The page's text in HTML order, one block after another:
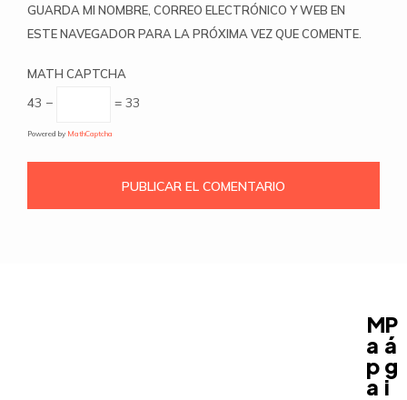
GUARDA MI NOMBRE, CORREO ELECTRÓNICO Y WEB EN
ESTE NAVEGADOR PARA LA PRÓXIMA VEZ QUE COMENTE.
MATH CAPTCHA
43 − = 33
Powered by MathCaptcha
M
a
p
a
P
á
g
i